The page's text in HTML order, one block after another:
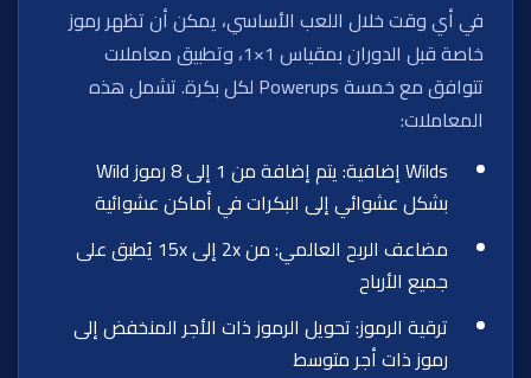
في أي وقت خلال اللعب الأساسي، يمكن أن تظهر رموز
خاصة قبل الدوران بمقياس 1×1، وتطبيق معاملات
تتوافق مع خمسة Powerups لكل بكرة. تشمل هذه
المعاملات:
Wilds إضافية: يتم إضافة من 1 إلى 8 رموز Wild
بشكل عشوائي إلى البكرات في أماكن عشوائية
مضاعف الربح العالمي: من 2x إلى 15x يُطبق على
جميع الأرباح
ترقية الرموز: تحويل الرموز ذات الأجر المنخفض إلى
رموز ذات أجر متوسط